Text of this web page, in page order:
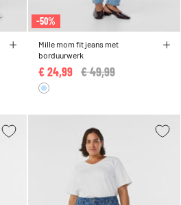
-50%
Mille mom fit jeans met
borduurwerk
Price reduced from
€ 49,99
€ 24,99